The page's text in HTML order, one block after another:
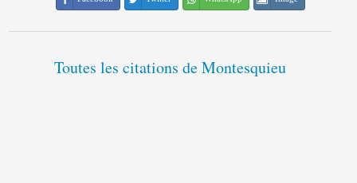
Toutes les citations de Montesquieu